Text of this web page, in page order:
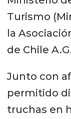
Turismo
la
de Chile
Junto con
permitido
truchas en